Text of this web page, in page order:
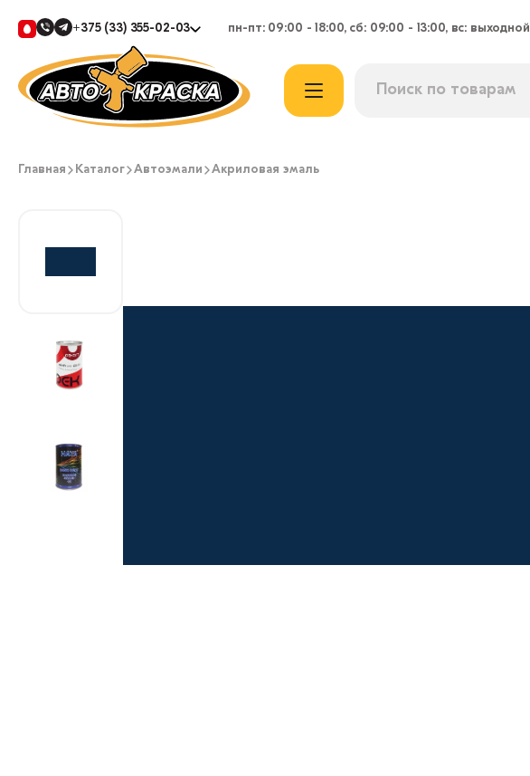
+375 (33) 355-02-03 пн-пт: 09:00 - 18:00, сб: 09:00 - 13:00, вс: выходной
Главная Каталог Автоэмали Акриловая эмаль